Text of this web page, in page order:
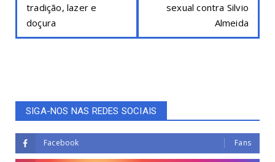
tradição, lazer e
doçura
sexual contra Silvio
Almeida
SIGA-NOS NAS REDES SOCIAIS
Facebook Fans